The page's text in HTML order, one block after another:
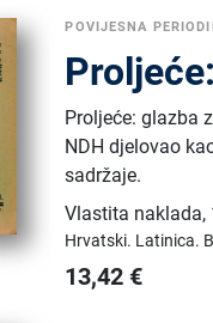
POVIJESNA
Proljeće: glazba
NDH djelovao
sadržaje.
Vlastita naklada,
Hrvatski. Latinica.
13,42 €